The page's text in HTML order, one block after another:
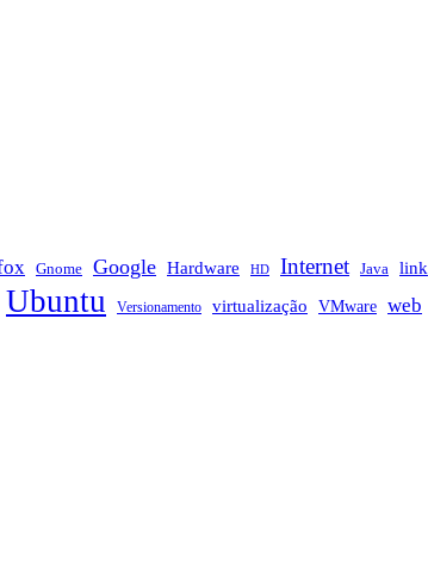
Gnome Google Hardware HD Internet Java link
Ubuntu Versionamento virtualização VMware web